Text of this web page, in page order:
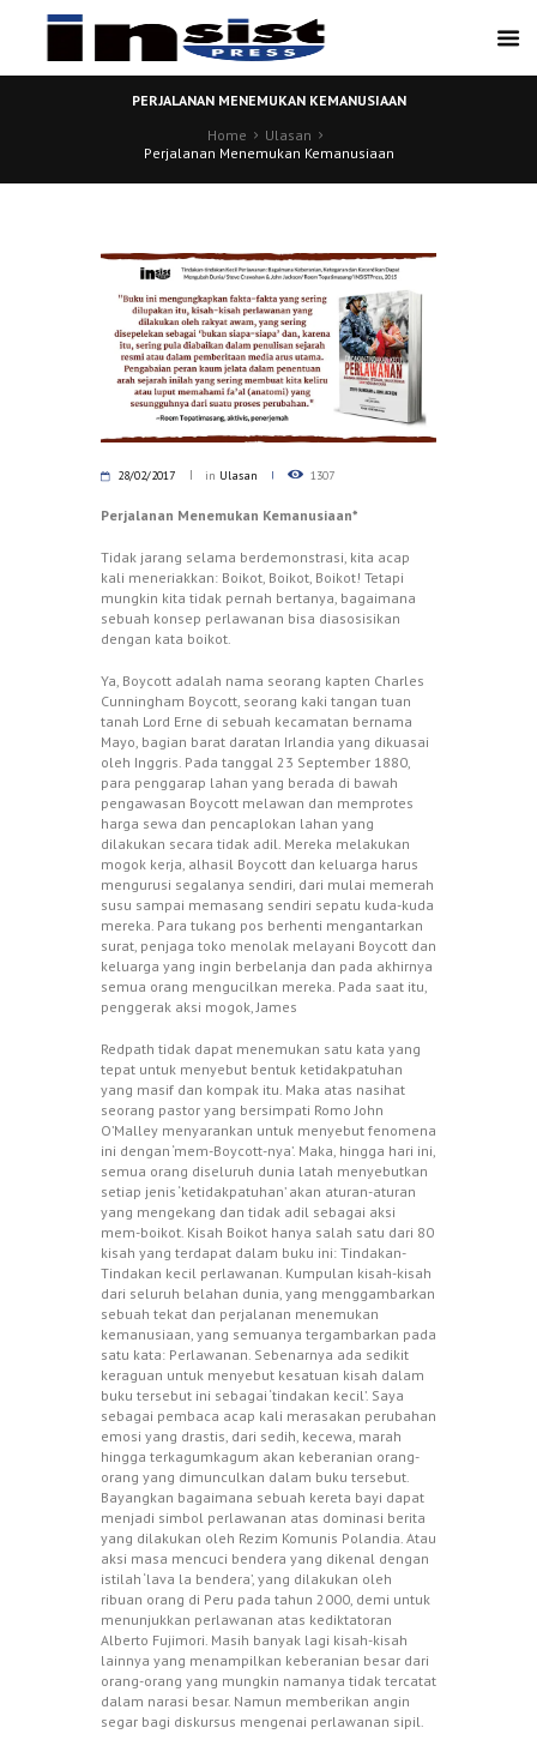
PERJALANAN MENEMUKAN KEMANUSIAAN
Home
Ulasan
Perjalanan Menemukan Kemanusiaan
28/02/2017 in Ulasan 1307
Perjalanan Menemukan Kemanusiaan*
Tidak jarang selama berdemonstrasi, kita acap
kali meneriakkan: Boikot, Boikot, Boikot! Tetapi
mungkin kita tidak pernah bertanya, bagaimana
sebuah konsep perlawanan bisa diasosisikan
dengan kata boikot.
Ya, Boycott adalah nama seorang kapten Charles
Cunningham Boycott, seorang kaki tangan tuan
tanah Lord Erne di sebuah kecamatan bernama
Mayo, bagian barat daratan Irlandia yang dikuasai
oleh Inggris. Pada tanggal 23 September 1880,
para penggarap lahan yang berada di bawah
pengawasan Boycott melawan dan memprotes
harga sewa dan pencaplokan lahan yang
dilakukan secara tidak adil. Mereka melakukan
mogok kerja, alhasil Boycott dan keluarga harus
mengurusi segalanya sendiri, dari mulai memerah
susu sampai memasang sendiri sepatu kuda-kuda
mereka. Para tukang pos berhenti mengantarkan
surat, penjaga toko menolak melayani Boycott dan
keluarga yang ingin berbelanja dan pada akhirnya
semua orang mengucilkan mereka. Pada saat itu,
penggerak aksi mogok, James
Redpath tidak dapat menemukan satu kata yang
tepat untuk menyebut bentuk ketidakpatuhan
yang masif dan kompak itu. Maka atas nasihat
seorang pastor yang bersimpati Romo John
O’Malley menyarankan untuk menyebut fenomena
ini dengan ‘mem-Boycott-nya’. Maka, hingga hari ini,
semua orang diseluruh dunia latah menyebutkan
setiap jenis ‘ketidakpatuhan’ akan aturan-aturan
yang mengekang dan tidak adil sebagai aksi
mem-boikot. Kisah Boikot hanya salah satu dari 80
kisah yang terdapat dalam buku ini: Tindakan-
Tindakan kecil perlawanan. Kumpulan kisah-kisah
dari seluruh belahan dunia, yang menggambarkan
sebuah tekat dan perjalanan menemukan
kemanusiaan, yang semuanya tergambarkan pada
satu kata: Perlawanan. Sebenarnya ada sedikit
keraguan untuk menyebut kesatuan kisah dalam
buku tersebut ini sebagai ‘tindakan kecil’. Saya
sebagai pembaca acap kali merasakan perubahan
emosi yang drastis, dari sedih, kecewa, marah
hingga terkagumkagum akan keberanian orang-
orang yang dimunculkan dalam buku tersebut.
Bayangkan bagaimana sebuah kereta bayi dapat
menjadi simbol perlawanan atas dominasi berita
yang dilakukan oleh Rezim Komunis Polandia. Atau
aksi masa mencuci bendera yang dikenal dengan
istilah ‘lava la bendera’, yang dilakukan oleh
ribuan orang di Peru pada tahun 2000, demi untuk
menunjukkan perlawanan atas kediktatoran
Alberto Fujimori. Masih banyak lagi kisah-kisah
lainnya yang menampilkan keberanian besar dari
orang-orang yang mungkin namanya tidak tercatat
dalam narasi besar. Namun memberikan angin
segar bagi diskursus mengenai perlawanan sipil.